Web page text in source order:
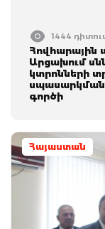
1444
Հովհարային
Արցախում
կտրոնների
գործի
Հայաստան